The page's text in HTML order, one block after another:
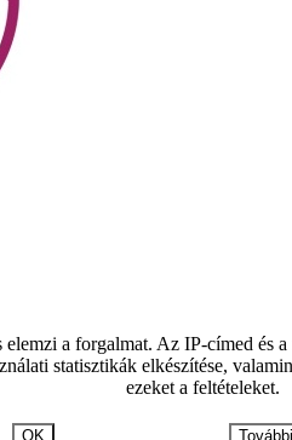
a forgalmat. Az IP-címed
statisztikák elkészítése,
ezeket a feltételeket.